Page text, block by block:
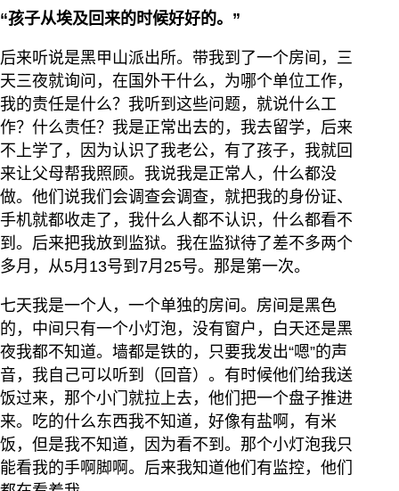
“孩子从埃及回来的时候好好的。”
后来听说是黑甲山派出所。带我到了一个房间，三
天三夜就询问，在国外干什么，为哪个单位工作，
我的责任是什么？我听到这些问题，就说什么工
作？什么责任？我是正常出去的，我去留学，后来
不上学了，因为认识了我老公，有了孩子，我就回
来让父母帮我照顾。我说我是正常人，什么都没
做。他们说我们会调查会调查，就把我的身份证、
手机就都收走了，我什么人都不认识，什么都看不
到。后来把我放到监狱。我在监狱待了差不多两个
多月，从5月13号到7月25号。那是第一次。
七天我是一个人，一个单独的房间。房间是黑色
的，中间只有一个小灯泡，没有窗户，白天还是黑
夜我都不知道。墙都是铁的，只要我发出“嗯”的声
音，我自己可以听到（回音）。有时候他们给我送
饭过来，那个小门就拉上去，他们把一个盘子推进
来。吃的什么东西我不知道，好像有盐啊，有米
饭，但是我不知道，因为看不到。那个小灯泡我只
能看我的手啊脚啊。后来我知道他们有监控，他们